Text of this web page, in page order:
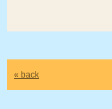
« back